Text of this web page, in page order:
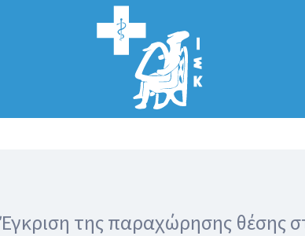
Αναζήτηση
για:
Έγκριση της παραχώρησης θέσης